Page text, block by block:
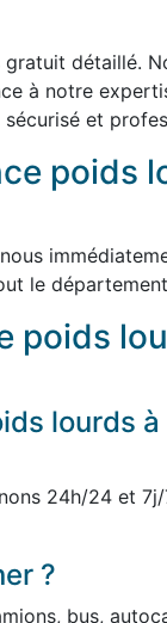
détaillé.
à notre
et
poids
le département
poids
lourds
24h/24 et
?
bus,